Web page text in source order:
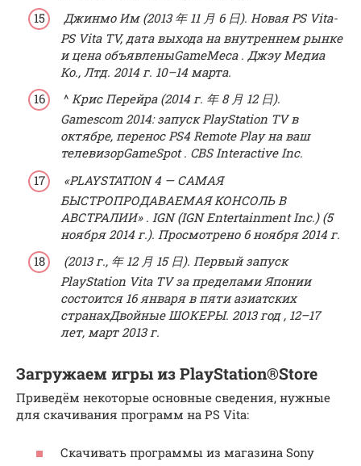
Джинмо Им (2013 年 11 月 6 日). Новая PS Vita-
PS Vita TV, дата выхода на внутреннем рынке
и цена объявленыGameMeca. Джэу Медиа
Ко., Лтд. 2014 г. 10–14марта.
^ Крис Перейра (2014 г. 年 8 月 12 日).
Gamescom 2014: запуск PlayStation TV в
октябре, перенос PS4 Remote Play на ваш
телевизорGameSpot. CBSInteractiveInc.
«PLAYSTATION 4 — САМАЯ
БЫСТРОПРОДАВАЕМАЯ КОНСОЛЬ В
АВСТРАЛИИ». IGN(IGN Entertainment Inc.) (5
ноября 2014 г.). Просмотрено 6 ноября2014 г.
(2013 г., 年 12 月 15 日). Первый запуск
PlayStation Vita TV за пределами Японии
состоится 16 января в пяти азиатских
странахДвойные ШОКЕРЫ. 2013 год, 12–17
лет, март 2013 г.
Загружаем игры из PlayStation®Store
Приведём некоторые основные сведения, нужные
для скачивания программ на PS Vita:
Скачивать программы из магазина Sony